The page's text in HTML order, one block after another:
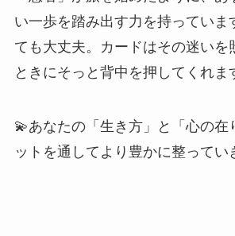
い一歩を踏み出す力を持っていま
ても大丈夫。カードはその迷いを
ときにそっと背中を押してくれま
💫あなたの「生き方」と「心の在
ットを通してより豊かに整ってい